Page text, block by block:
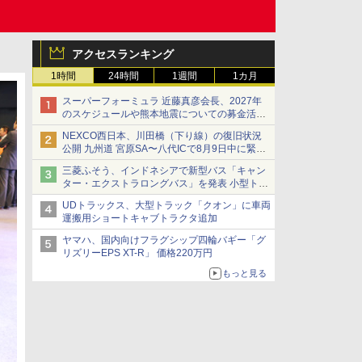
アクセスランキング
1時間 24時間 1週間 1カ月
スーパーフォーミュラ 近藤真彦会長、2027年
のスケジュールや熊本地震についての募金活動
を紹介
NEXCO西日本、川田橋（下り線）の復旧状況
公開 九州道 宮原SA〜八代ICで8月9日中に緊急
車両を通行可能に
三菱ふそう、インドネシアで新型バス「キャン
ター・エクストラロングバス」を発表 小型トラ
ックベースの観光・旅客輸送向けバス
UDトラックス、大型トラック「クオン」に車両
運搬用ショートキャブトラクタ追加
ヤマハ、国内向けフラグシップ四輪バギー「グ
リズリーEPS XT-R」 価格220万円
もっと見る